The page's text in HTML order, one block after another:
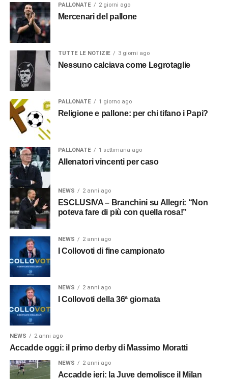
PALLONATE 2 giorni ago
Mercenari del pallone
TUTTE LE NOTIZIE 3 giorni ago
Nessuno calciava come Legrotaglie
PALLONATE 1 giorno ago
Religione e pallone: per chi tifano i Papi?
PALLONATE 1 settimana ago
Allenatori vincenti per caso
NEWS 2 anni ago
ESCLUSIVA – Branchini su Allegri: “Non
poteva fare di più con quella rosa!”
NEWS 2 anni ago
I Collovoti di fine campionato
NEWS 2 anni ago
I Collovoti della 36ª giornata
NEWS 2 anni ago
Accadde oggi: il primo derby di Massimo Moratti
NEWS 2 anni ago
Accadde ieri: la Juve demolisce il Milan